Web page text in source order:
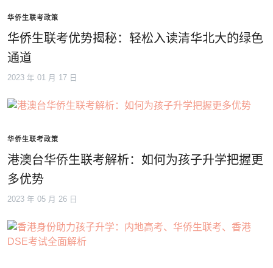
华侨生联考政策
华侨生联考优势揭秘：轻松入读清华北大的绿色
通道
2023 年 01 月 17 日
华侨生联考政策
港澳台华侨生联考解析：如何为孩子升学把握更
多优势
2023 年 05 月 26 日